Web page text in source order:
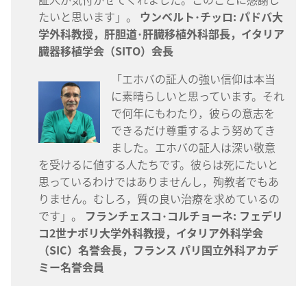
たいと思います」。 ウンベルト･チッロ: パドバ大
学外科教授，肝胆道･肝臓移植外科部長，イタリア
臓器移植学会（SITO）会長
「エホバの証人の強い信仰は本当
に素晴らしいと思っています。それ
で何年にもわたり，彼らの意志を
できるだけ尊重するよう努めてき
ました。エホバの証人は深い敬意
を受けるに値する人たちです。彼らは死にたいと
思っているわけではありませんし，殉教者でもあ
りません。むしろ，質の良い治療を求めているの
です」。 フランチェスコ･コルチョーネ: フェデリ
コ2世ナポリ大学外科教授，イタリア外科学会
（SIC）名誉会長，フランス パリ国立外科アカデ
ミー名誉会員